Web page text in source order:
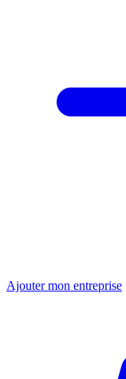
Ajouter mon entreprise